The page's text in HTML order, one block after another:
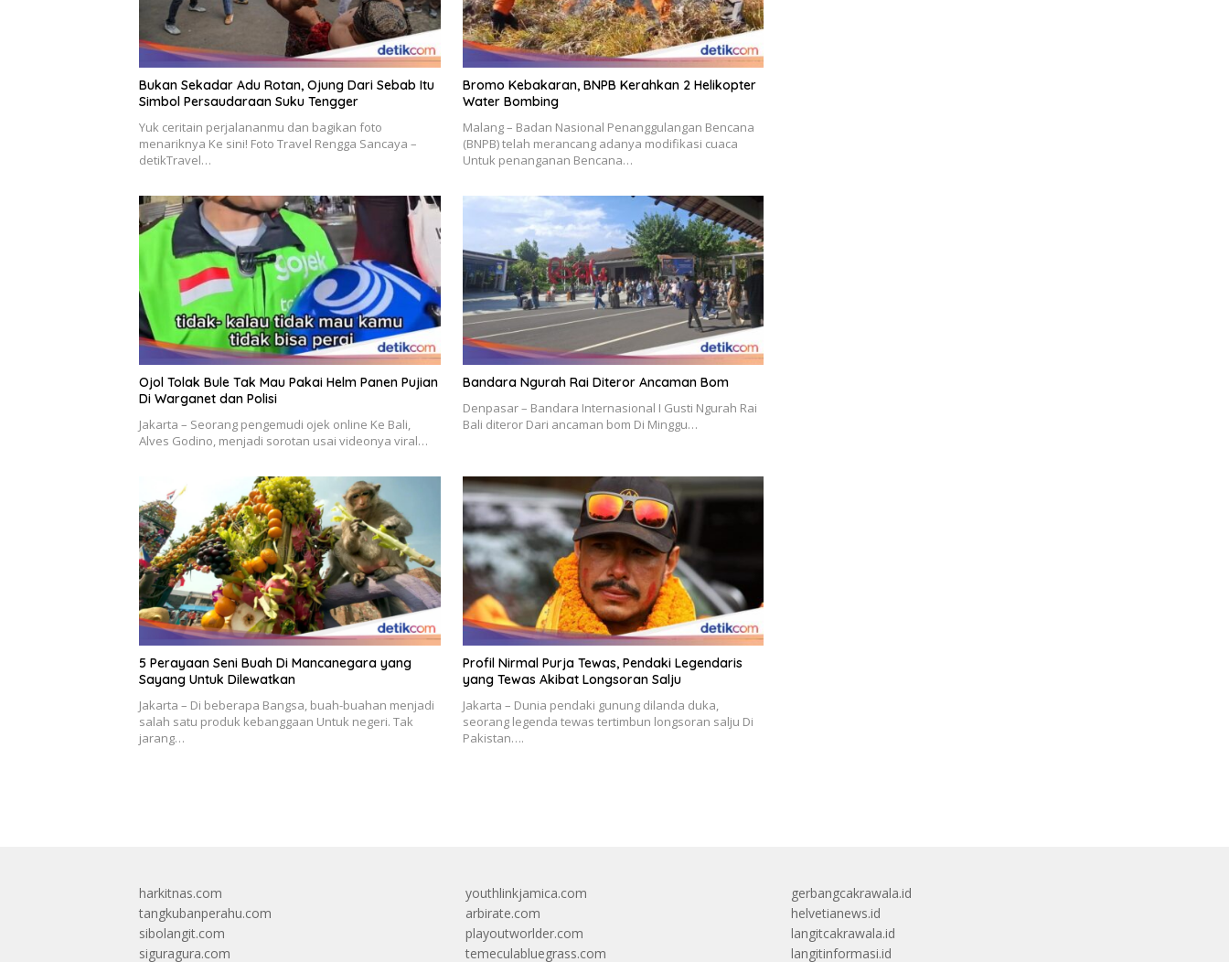
Bukan Sekadar Adu Rotan, Ojung Dari Sebab Itu
Simbol Persaudaraan Suku Tengger
Yuk ceritain perjalananmu dan bagikan foto
menariknya Ke sini! Foto Travel Rengga Sancaya –
detikTravel…
Bromo Kebakaran, BNPB Kerahkan 2 Helikopter
Water Bombing
Malang – Badan Nasional Penanggulangan Bencana
(BNPB) telah merancang adanya modifikasi cuaca
Untuk penanganan Bencana…
Ojol Tolak Bule Tak Mau Pakai Helm Panen Pujian
Di Warganet dan Polisi
Jakarta – Seorang pengemudi ojek online Ke Bali,
Alves Godino, menjadi sorotan usai videonya viral…
Bandara Ngurah Rai Diteror Ancaman Bom
Denpasar – Bandara Internasional I Gusti Ngurah Rai
Bali diteror Dari ancaman bom Di Minggu…
5 Perayaan Seni Buah Di Mancanegara yang
Sayang Untuk Dilewatkan
Jakarta – Di beberapa Bangsa, buah-buahan menjadi
salah satu produk kebanggaan Untuk negeri. Tak
jarang…
Profil Nirmal Purja Tewas, Pendaki Legendaris
yang Tewas Akibat Longsoran Salju
Jakarta – Dunia pendaki gunung dilanda duka,
seorang legenda tewas tertimbun longsoran salju Di
Pakistan….
harkitnas.com
tangkubanperahu.com
sibolangit.com
siguragura.com
youthlinkjamica.com
arbirate.com
playoutworlder.com
temeculabluegrass.com
gerbangcakrawala.id
helvetianews.id
langitcakrawala.id
langitinformasi.id